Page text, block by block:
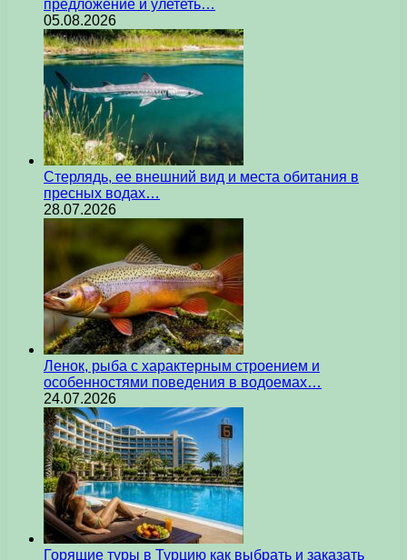
предложение и улететь…
05.08.2026
Стерлядь, ее внешний вид и места обитания в
пресных водах…
28.07.2026
Ленок, рыба с характерным строением и
особенностями поведения в водоемах…
24.07.2026
Горящие туры в Турцию как выбрать и заказать